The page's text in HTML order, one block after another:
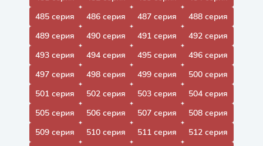
485 серия
486 серия 487 серия
488 серия
489 серия
490 серия 491 серия
492 серия
493 серия
494 серия 495 серия
496 серия
497 серия
498 серия 499 серия
500 серия
501 серия
502 серия 503 серия
504 серия
505 серия
506 серия 507 серия
508 серия
509 серия
510 серия 511 серия 512 серия